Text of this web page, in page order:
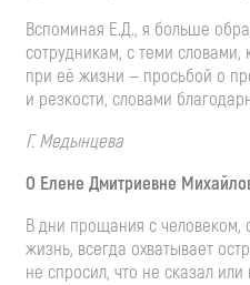
Вспоминая Е.Д., я больше
сотрудникам, с теми
при её жизни — просьбой о
и резкости, словами
Г. Медынцева
О Елене Дмитриевне
В дни прощания с человеком,
жизнь, всегда охватывает
не спросил, что не сказал